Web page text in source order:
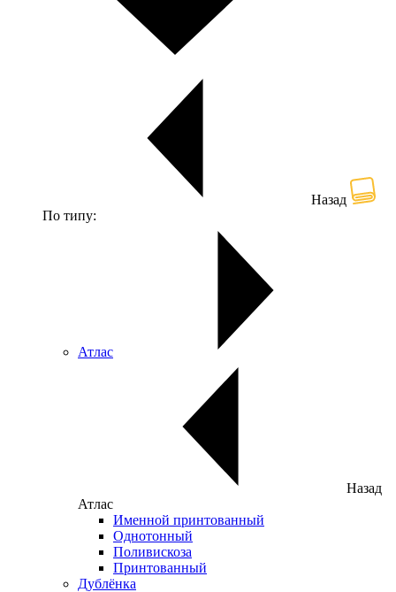
Назад
По типу:
Атлас
Назад
Атлас
Именной принтованный
Однотонный
Поливискоза
Принтованный
Дублёнка